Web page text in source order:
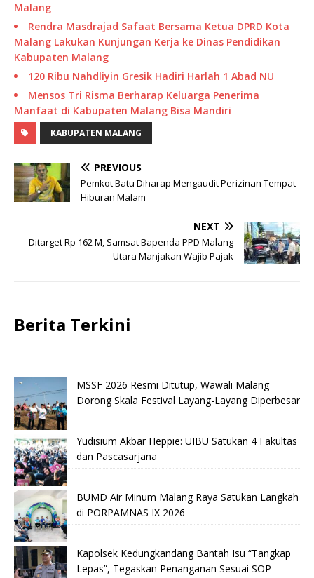
Malang
Rendra Masdrajad Safaat Bersama Ketua DPRD Kota
Malang Lakukan Kunjungan Kerja ke Dinas Pendidikan
Kabupaten Malang
120 Ribu Nahdliyin Gresik Hadiri Harlah 1 Abad NU
Mensos Tri Risma Berharap Keluarga Penerima
Manfaat di Kabupaten Malang Bisa Mandiri
KABUPATEN MALANG
PREVIOUS
Pemkot Batu Diharap Mengaudit Perizinan Tempat
Hiburan Malam
NEXT
Ditarget Rp 162 M, Samsat Bapenda PPD Malang
Utara Manjakan Wajib Pajak
Berita Terkini
MSSF 2026 Resmi Ditutup, Wawali Malang
Dorong Skala Festival Layang-Layang Diperbesar
Yudisium Akbar Heppie: UIBU Satukan 4 Fakultas
dan Pascasarjana
BUMD Air Minum Malang Raya Satukan Langkah
di PORPAMNAS IX 2026
Kapolsek Kedungkandang Bantah Isu “Tangkap
Lepas”, Tegaskan Penanganan Sesuai SOP